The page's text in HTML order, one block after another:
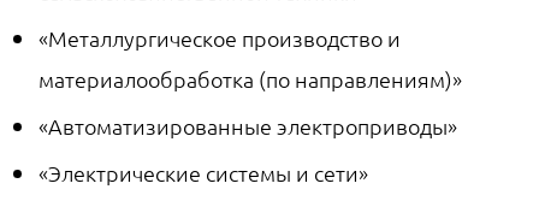
«Металлургическое производство и
материалообработка (по направлениям)»
«Автоматизированные электроприводы»
«Электрические системы и сети»